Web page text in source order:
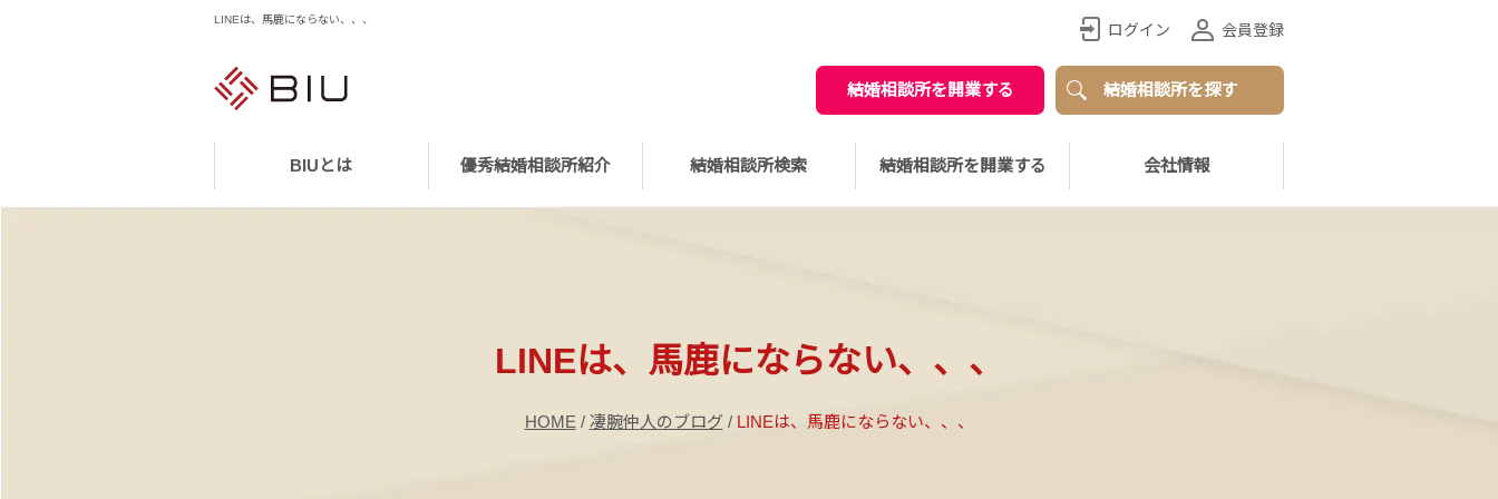
LINEは、馬鹿にならない、、、
ログイン 会員登録
結婚相談所を開業する 結婚相談所を探す
BIUとは 優秀結婚相談所紹介 結婚相談所検索 結婚相談所を開業する 会社情報
LINEは、馬鹿にならない、、、
HOME / 凄腕仲人のブログ/ LINEは、馬鹿にならない、、、